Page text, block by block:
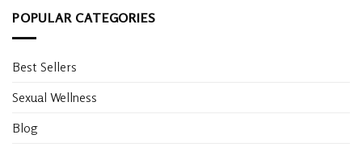
POPULAR CATEGORIES
Best Sellers
Sexual Wellness
Blog